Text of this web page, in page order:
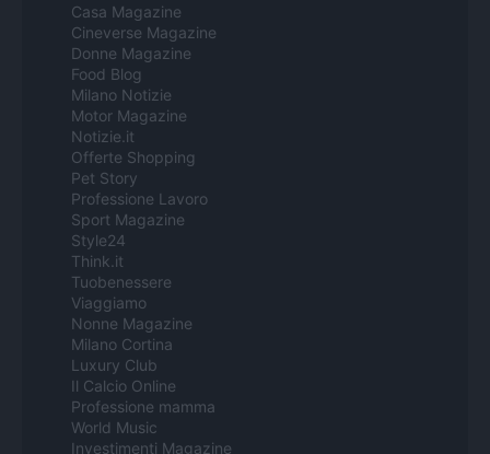
Casa Magazine
Cineverse Magazine
Donne Magazine
Food Blog
Milano Notizie
Motor Magazine
Notizie.it
Offerte Shopping
Pet Story
Professione Lavoro
Sport Magazine
Style24
Think.it
Tuobenessere
Viaggiamo
Nonne Magazine
Milano Cortina
Luxury Club
Il Calcio Online
Professione mamma
World Music
Investimenti Magazine